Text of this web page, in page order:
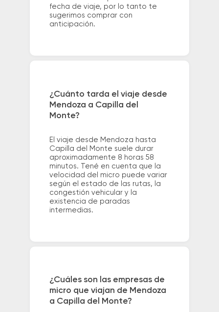
fecha de viaje, por lo tanto te
sugerimos comprar con
anticipación.
¿Cuánto tarda el viaje desde
Mendoza a Capilla del
Monte?
El viaje desde Mendoza hasta
Capilla del Monte suele durar
aproximadamente 8 horas 58
minutos. Tené en cuenta que la
velocidad del micro puede variar
según el estado de las rutas, la
congestión vehicular y la
existencia de paradas
intermedias.
¿Cuáles son las empresas de
micro que viajan de Mendoza
a Capilla del Monte?